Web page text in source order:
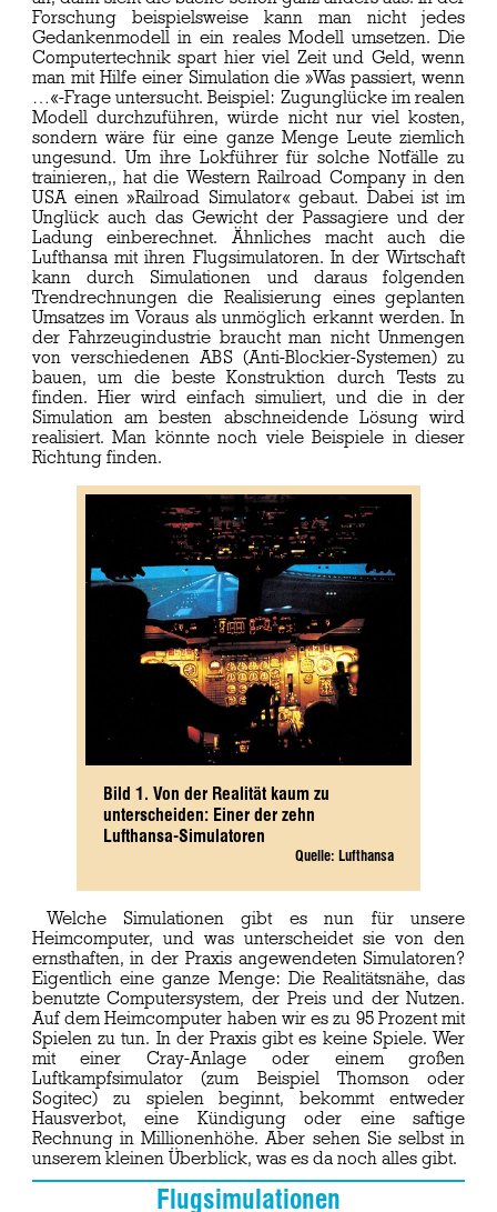
Forschung beispielsweise kann man nicht jedes
Gedankenmodell in ein reales Modell umsetzen. Die
Computertechnik spart hier viel Zeit und Geld, wenn
man mit Hilfe einer Simulation die »Was passiert, wenn
…«-Frage untersucht. Beispiel: Zugunglücke im realen
Modell durchzuführen, würde nicht nur viel kosten,
sondern wäre für eine ganze Menge Leute ziemlich
ungesund. Um ihre Lokführer für solche Notfälle zu
trainieren,, hat die Western Railroad Company in den
USA einen »Railroad Simulator« gebaut. Dabei ist im
Unglück auch das Gewicht der Passagiere und der
Ladung einberechnet. Ähnliches macht auch die
Lufthansa mit ihren Flugsimulatoren. In der Wirtschaft
kann durch Simulationen und daraus folgenden
Trendrechnungen die Realisierung eines geplanten
Umsatzes im Voraus als unmöglich erkannt werden. In
der Fahrzeugindustrie braucht man nicht Unmengen
von verschiedenen ABS (Anti-Blockier-Systemen) zu
bauen, um die beste Konstruktion durch Tests zu
finden. Hier wird einfach simuliert, und die in der
Simulation am besten abschneidende Lösung wird
realisiert. Man könnte noch viele Beispiele in dieser
Richtung finden.
Bild 1. Von der Realität kaum zu
unterscheiden: Einer der zehn
Lufthansa-Simulatoren
Quelle: Lufthansa
Welche Simulationen gibt es nun für unsere
Heimcomputer, und was unterscheidet sie von den
ernsthaften, in der Praxis angewendeten Simulatoren?
Eigentlich eine ganze Menge: Die Realitätsnähe, das
benutzte Computersystem, der Preis und der Nutzen.
Auf dem Heimcomputer haben wir es zu 95 Prozent mit
Spielen zu tun. In der Praxis gibt es keine Spiele. Wer
mit einer Cray-Anlage oder einem großen
Luftkampfsimulator (zum Beispiel Thomson oder
Sogitec) zu spielen beginnt, bekommt entweder
Hausverbot, eine Kündigung oder eine saftige
Rechnung in Millionenhöhe. Aber sehen Sie selbst in
unserem kleinen Überblick, was es da noch alles gibt.
Flugsimulationen